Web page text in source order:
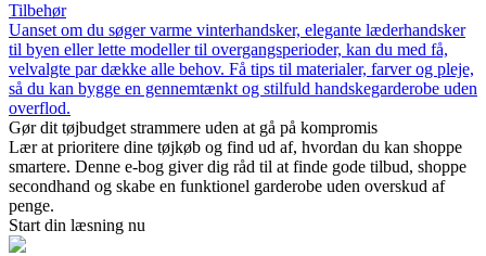
Tilbehør
Uanset om du søger varme vinterhandsker, elegante læderhandsker
til byen eller lette modeller til overgangsperioder, kan du med få,
velvalgte par dække alle behov. Få tips til materialer, farver og pleje,
så du kan bygge en gennemtænkt og stilfuld handskegarderobe uden
overflod.
Gør dit tøjbudget strammere uden at gå på kompromis
Lær at prioritere dine tøjkøb og find ud af, hvordan du kan shoppe
smartere. Denne e-bog giver dig råd til at finde gode tilbud, shoppe
secondhand og skabe en funktionel garderobe uden overskud af
penge.
Start din læsning nu